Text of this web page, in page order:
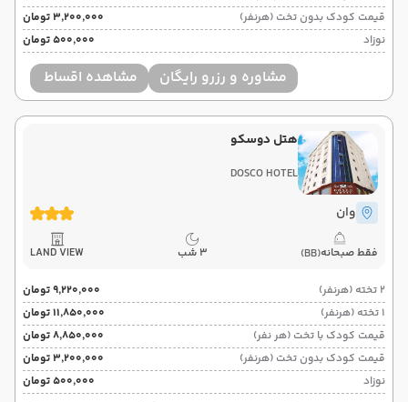
قیمت کودک بدون تخت (هرنفر)
۳٬۲۰۰٬۰۰۰ تومان
نوزاد
۵۰۰٬۰۰۰ تومان
مشاوره و رزرو رایگان مشاهده اقساط
هتل دوسکو
DOSCO HOTEL
وان
فقط صبحانه(BB) 3 شب LAND VIEW
2 تخته (هرنفر)
۹٬۲۲۰٬۰۰۰ تومان
1 تخته (هرنفر)
۱۱٬۸۵۰٬۰۰۰ تومان
قیمت کودک با تخت (هر نفر)
۸٬۸۵۰٬۰۰۰ تومان
قیمت کودک بدون تخت (هرنفر)
۳٬۲۰۰٬۰۰۰ تومان
نوزاد
۵۰۰٬۰۰۰ تومان